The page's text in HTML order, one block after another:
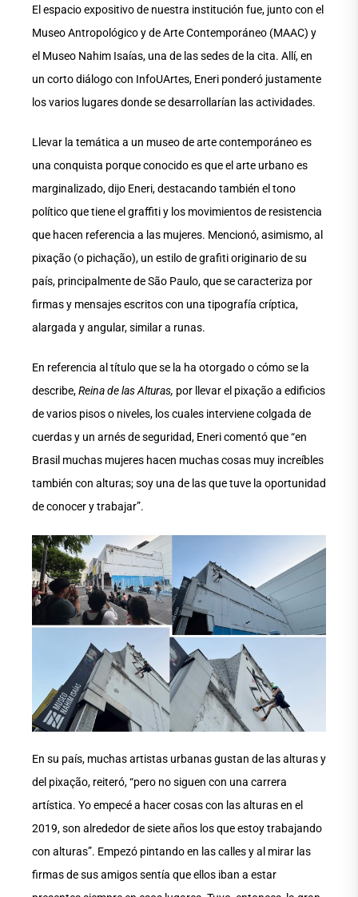
El espacio expositivo de nuestra institución fue, junto con el
Museo Antropológico y de Arte Contemporáneo (MAAC) y
el Museo Nahim Isaías, una de las sedes de la cita. Allí, en
un corto diálogo con InfoUArtes, Eneri ponderó justamente
los varios lugares donde se desarrollarían las actividades.
Llevar la temática a un museo de arte contemporáneo es
una conquista porque conocido es que el arte urbano es
marginalizado, dijo Eneri, destacando también el tono
político que tiene el graffiti y los movimientos de resistencia
que hacen referencia a las mujeres. Mencionó, asimismo, al
pixação (o pichação), un estilo de grafiti originario de su
país, principalmente de São Paulo, que se caracteriza por
firmas y mensajes escritos con una tipografía críptica,
alargada y angular, similar a runas.
En referencia al título que se la ha otorgado o cómo se la
describe,Reina de las Alturas, por llevar el pixação a edificios
de varios pisos o niveles, los cuales interviene colgada de
cuerdas y un arnés de seguridad, Eneri comentó que “en
Brasil muchas mujeres hacen muchas cosas muy increíbles
también con alturas; soy una de las que tuve la oportunidad
de conocer y trabajar”.
En su país, muchas artistas urbanas gustan de las alturas y
del pixação, reiteró, “pero no siguen con una carrera
artística. Yo empecé a hacer cosas con las alturas en el
2019, son alrededor de siete años los que estoy trabajando
con alturas”. Empezó pintando en las calles y al mirar las
firmas de sus amigos sentía que ellos iban a estar